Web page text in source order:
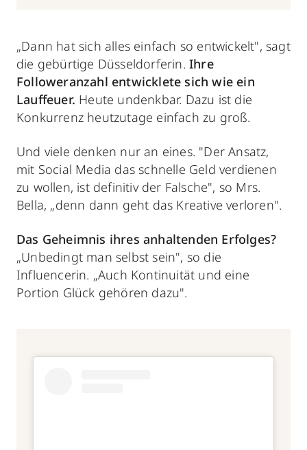
„Dann hat sich alles einfach so entwickelt", sagt
die gebürtige Düsseldorferin. Ihre
Followeranzahl entwicklete sich wie ein
Lauffeuer. Heute undenkbar. Dazu ist die
Konkurrenz heutzutage einfach zu groß.
Und viele denken nur an eines. "Der Ansatz,
mit Social Media das schnelle Geld verdienen
zu wollen, ist definitiv der Falsche", so Mrs.
Bella, „denn dann geht das Kreative verloren".
Das Geheimnis ihres anhaltenden Erfolges?
„Unbedingt man selbst sein", so die
Influencerin. „Auch Kontinuität und eine
Portion Glück gehören dazu".